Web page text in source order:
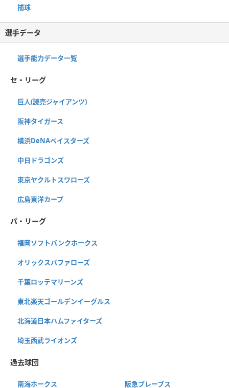
捕球
選手データ
選手能力データ一覧
セ・リーグ
巨人(読売ジャイアンツ)
阪神タイガース
横浜DeNAベイスターズ
中日ドラゴンズ
東京ヤクルトスワローズ
広島東洋カープ
パ・リーグ
福岡ソフトバンクホークス
オリックスバファローズ
千葉ロッテマリーンズ
東北楽天ゴールデンイーグルス
北海道日本ハムファイターズ
埼玉西武ライオンズ
過去球団
南海ホークス 阪急ブレーブス